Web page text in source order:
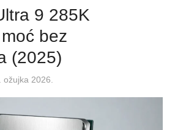
9 285K
bez
(2025)
ožujka 2026.